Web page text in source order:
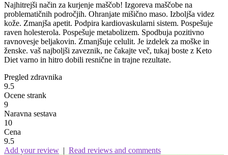
Najhitrejši način za kurjenje maščob! Izgoreva maščobe na
problematičnih področjih. Ohranjate mišično maso. Izboljša videz
kože. Zmanjša apetit. Podpira kardiovaskularni sistem. Pospešuje
raven holesterola. Pospešuje metabolizem. Spodbuja pozitivno
ravnovesje beljakovin. Zmanjšuje celulit. Je izdelek za moške in
ženske. vaš najboljši zaveznik, ne čakajte več, tukaj boste z Keto
Diet varno in hitro dobili resnične in trajne rezultate.
Pregled zdravnika
9.5
Ocene strank
9
Naravna sestava
10
Cena
9.5
Add your review | Read reviews and comments